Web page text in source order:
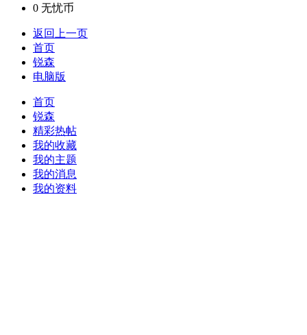
0 无忧币
返回上一页
首页
锐森
电脑版
首页
锐森
精彩热帖
我的收藏
我的主题
我的消息
我的资料